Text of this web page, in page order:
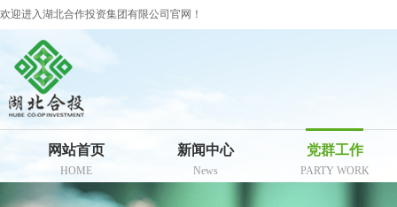
欢迎进入湖北合作投资集团有限公司官网！
网站首页
HOME
新闻中心
News
党群工作
PARTY WORK